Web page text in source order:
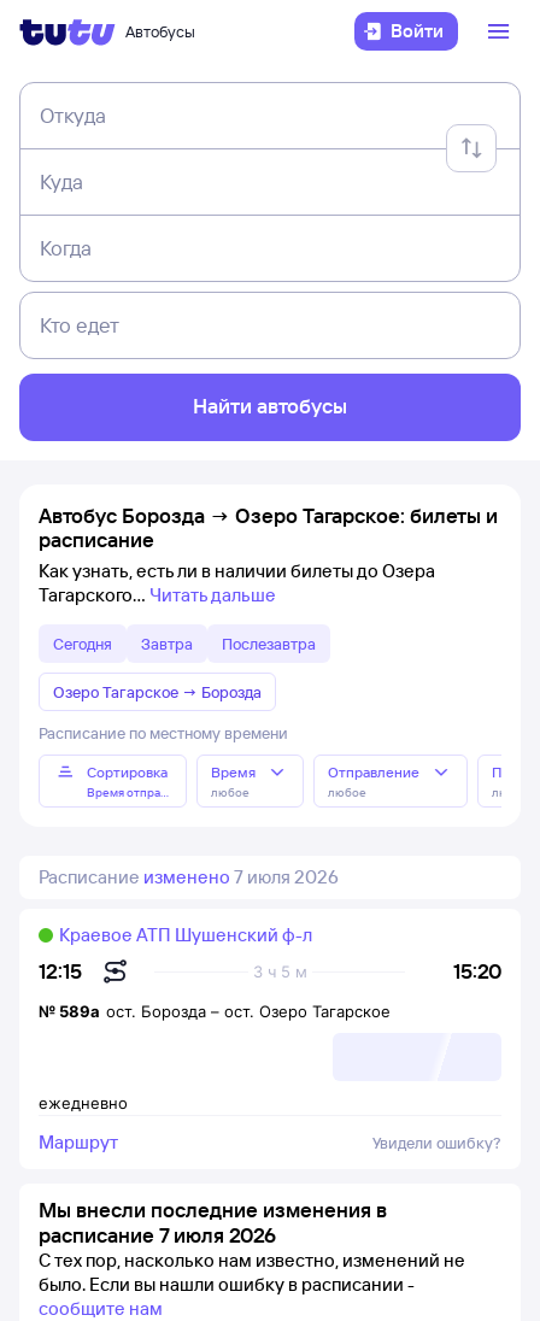
Автобусы Войти
Откуда
Куда
Когда
Кто едет
Найти автобусы
Автобус Борозда → Озеро Тагарское: билеты и
расписание
Как узнать, есть ли в наличии билеты до Озера
Тагарского
Читать дальше
Сегодня Завтра Послезавтра
Озеро Тагарское → Борозда
Расписание по местному времени
Сортировка
Время отправления
Время
любое
Отправление
любое любое
Расписание изменено 7 июля 2026
12:15 15:20
3 ч 5 м
Краевое АТП Шушенский ф-л
ежедневно
№ 589а ост. Борозда – ост. Озеро Тагарское
Маршрут Увидели ошибку?
Мы внесли последние изменения в
расписание 7 июля 2026
С тех пор, насколько нам известно, изменений не
было. Если вы нашли ошибку в расписании -
сообщите нам